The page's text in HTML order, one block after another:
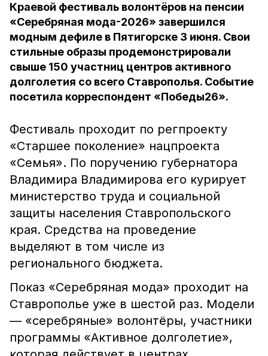
Краевой фестиваль волонтёров на пенсии
«Серебряная мода-2026» завершился
модным дефиле в Пятигорске 3 июня. Свои
стильные образы продемонстрировали
свыше 150 участниц центров активного
долголетия со всего Ставрополья. Событие
посетила корреспондент «Победы26».
Фестиваль проходит по регпроекту
«Старшее поколение» нацпроекта
«Семья». По поручению губернатора
Владимира Владимирова его курирует
министерство труда и социальной
защиты населения Ставропольского
края. Средства на проведение
выделяют в том числе из
регионального бюджета.
Показ «Серебряная мода» проходит на
Ставрополье уже в шестой раз. Модели
— «серебряные» волонтёры, участники
программы «Активное долголетие»,